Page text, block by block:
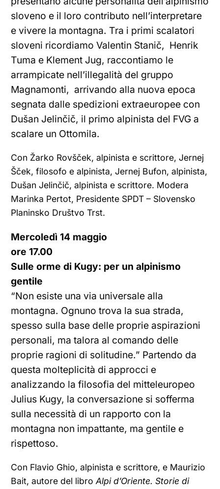
sloveno e il loro contributo nell’interpretare
e vivere la montagna. Tra i primi scalatori
sloveni ricordiamo Valentin Stanič, Henrik
Tuma e Klement Jug, raccontiamo le
arrampicate nell’illegalità del gruppo
Magnamonti, arrivando alla nuova epoca
segnata dalle spedizioni extraeuropee con
Dušan Jelinčič, il primo alpinista del FVG a
scalare un Ottomila.
Con Žarko Rovšček, alpinista e scrittore, Jernej
Šček, filosofo e alpinista, Jernej Bufon, alpinista,
Dušan Jelinčič, alpinista e scrittore. Modera
Marinka Pertot, Presidente SPDT – Slovensko
Planinsko Društvo Trst.
Mercoledì 14 maggio
ore 17.00
Sulle orme di Kugy: per un alpinismo
gentile
“Non esiste una via universale alla
montagna. Ognuno trova la sua strada,
spesso sulla base delle proprie aspirazioni
personali, ma talora al comando delle
proprie ragioni di solitudine.” Partendo da
questa molteplicità di approcci e
analizzando la filosofia del mitteleuropeo
Julius Kugy, la conversazione si sofferma
sulla necessità di un rapporto con la
montagna non impattante, ma gentile e
rispettoso.
Con Flavio Ghio, alpinista e scrittore, e Maurizio
Bait, autore del libroAlpi d’Oriente. Storie di